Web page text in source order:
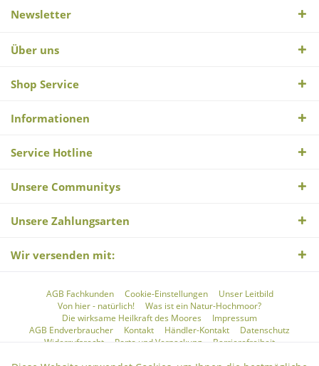
Newsletter
Über uns
Shop Service
Informationen
Service Hotline
Unsere Communitys
Unsere Zahlungsarten
Wir versenden mit:
AGB Fachkunden Cookie-Einstellungen
Unser Leitbild
Von hier - natürlich!
Was ist ein Natur-Hochmoor?
Die wirksame Heilkraft des Moores
Impressum
AGB Endverbraucher
Kontakt Händler-Kontakt
Datenschutz
Widerrufsrecht
Porto und Verpackung Barrierefreiheit